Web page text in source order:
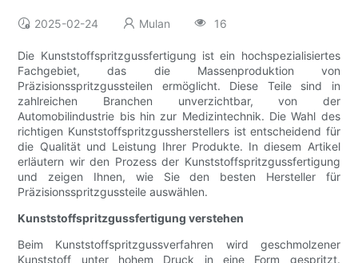
2025-02-24 Mulan 16
Die Kunststoffspritzgussfertigung ist ein hochspezialisiertes
Fachgebiet, das die Massenproduktion von
Präzisionsspritzgussteilen ermöglicht. Diese Teile sind in
zahlreichen Branchen unverzichtbar, von der
Automobilindustrie bis hin zur Medizintechnik. Die Wahl des
richtigen Kunststoffspritzgussherstellers ist entscheidend für
die Qualität und Leistung Ihrer Produkte. In diesem Artikel
erläutern wir den Prozess der Kunststoffspritzgussfertigung
und zeigen Ihnen, wie Sie den besten Hersteller für
Präzisionsspritzgussteile auswählen.
Kunststoffspritzgussfertigung verstehen
Beim Kunststoffspritzgussverfahren wird geschmolzener
Kunststoff unter hohem Druck in eine Form gespritzt.